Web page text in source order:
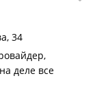
34
деле все